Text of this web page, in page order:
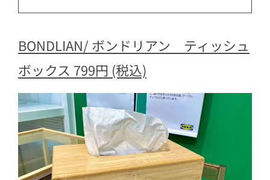
BONDLIAN/ ボンドリアン ティッシュ
ボックス 799円 (税込)